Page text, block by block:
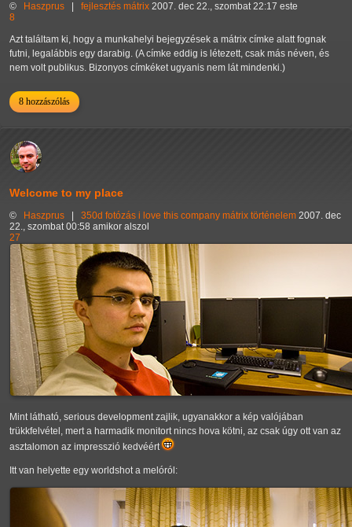
© Haszprus fejlesztés mátrix 2007. dec 22., szombat 22:17 este
8
Azt találtam ki, hogy a munkahelyi bejegyzések a mátrix címke alatt fognak
futni, legalábbis egy darabig. (A címke eddig is létezett, csak más néven, és
nem volt publikus. Bizonyos címkéket ugyanis nem lát mindenki.)
8 hozzászólás
Welcome to my place
© Haszprus 350d fotózás i love this company mátrix történelem 2007. dec
22., szombat 00:58 amikor alszol
27
Mint látható, serious development zajlik, ugyanakkor a kép valójában
trükkfelvétel, mert a harmadik monitort nincs hova kötni, az csak úgy ott van az
asztalomon az impresszió kedvéért
Itt van helyette egy worldshot a melóról: